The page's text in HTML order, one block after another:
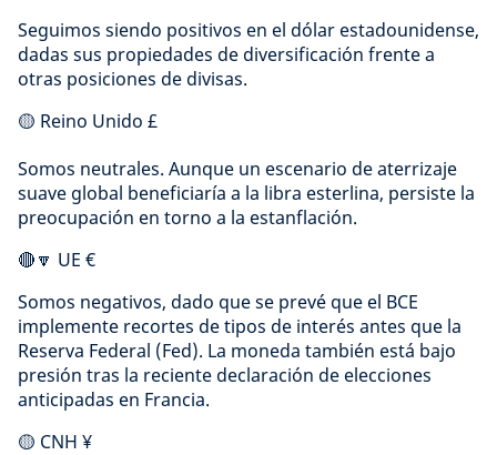
Seguimos siendo positivos en el dólar estadounidense,
dadas sus propiedades de diversificación frente a
otras posiciones de divisas.
🟡 Reino Unido £
Somos neutrales. Aunque un escenario de aterrizaje
suave global beneficiaría a la libra esterlina, persiste la
preocupación en torno a la estanflación.
🔴🔽 UE €
Somos negativos, dado que se prevé que el BCE
implemente recortes de tipos de interés antes que la
Reserva Federal (Fed). La moneda también está bajo
presión tras la reciente declaración de elecciones
anticipadas en Francia.
🟡 CNH ¥